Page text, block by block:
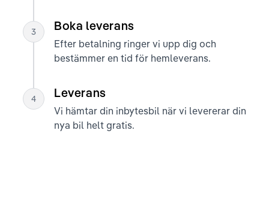
3 Boka leverans
Efter betalning ringer vi upp dig och
bestämmer en tid för hemleverans.
4 Leverans
Vi hämtar din inbytesbil när vi levererar din
nya bil helt gratis.